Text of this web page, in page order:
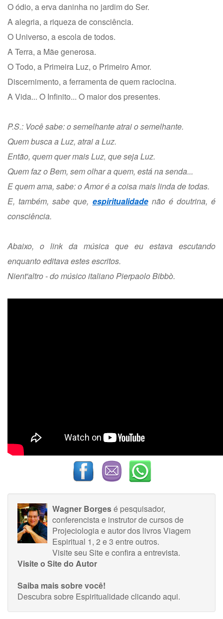
O ódio, a erva daninha no jardim do Ser.
A alegria, a riqueza de consciência.
O Universo, a escola de todos.
A Terra, a Mãe generosa.
O Todo, a Primeira Luz, o Primeiro Amor.
Discernimento, a ferramenta de quem raciocina.
A Vida... O Infinito... O maior dos presentes.
P.S.: Você sabe: o semelhante atrai o semelhante.
Quem busca a Luz, atrai a Luz.
Então, quem quer mais Luz, que seja Luz.
Quem faz o Bem, sem olhar a quem, está na senda...
E quem ama, sabe: o Amor é a coisa mais linda de todas.
E, também, sabe que, espiritualidadenão é doutrina, é
consciência.
Abaixo, o link da música que eu estava escutando
enquanto editava estes escritos.
Nient'altro - do músico italiano Pierpaolo Bibbò.
Wagner Borgesé pesquisador,
conferencista e instrutor de cursos de
Projeciologia e autor dos livros Viagem
Espiritual 1, 2 e 3 entre outros.
Visite seu Siteeconfira a entrevista.
Visite o Site do Autor
Saiba mais sobre você!
Descubra sobre Espiritualidadeclicando aqui.